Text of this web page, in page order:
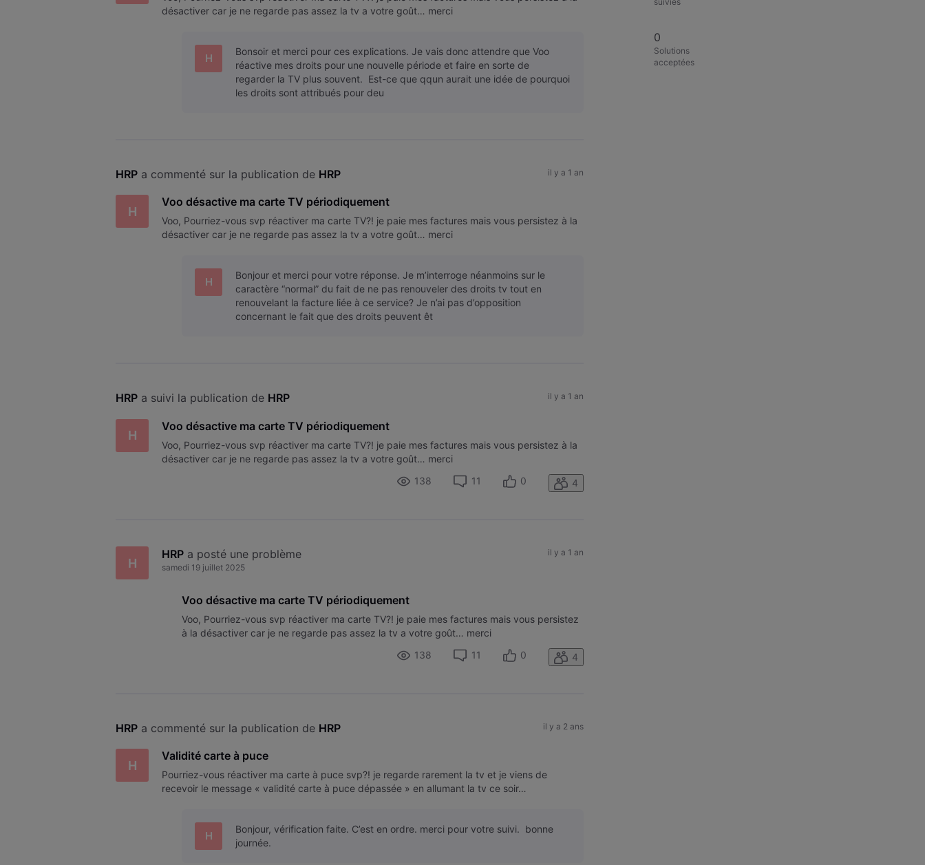
désactiver car je ne regarde pas assez la tv a votre goût… merci
H
Bonsoir et merci pour ces explications. Je vais donc attendre que Voo
réactive mes droits pour une nouvelle période et faire en sorte de
regarder la TV plus souvent. Est-ce que qqun aurait une idée de pourquoi
les droits sont attribués pour deu
HRP a commenté sur la publication de HRP il y a 1 an
H
Voo désactive ma carte TV périodiquement
Voo, Pourriez-vous svp réactiver ma carte TV?! je paie mes factures mais vous persistez à la
désactiver car je ne regarde pas assez la tv a votre goût… merci
H
Bonjour et merci pour votre réponse. Je m’interroge néanmoins sur le
caractère “normal” du fait de ne pas renouveler des droits tv tout en
renouvelant la facture liée à ce service? Je n’ai pas d’opposition
concernant le fait que des droits peuvent êt
HRP a suivi la publication de HRP il y a 1 an
H
Voo désactive ma carte TV périodiquement
Voo, Pourriez-vous svp réactiver ma carte TV?! je paie mes factures mais vous persistez à la
désactiver car je ne regarde pas assez la tv a votre goût… merci
138
11 0 4
H
HRP a posté une problème
samedi 19 juillet 2025
il y a 1 an
Voo désactive ma carte TV périodiquement
Voo, Pourriez-vous svp réactiver ma carte TV?! je paie mes factures mais vous persistez
à la désactiver car je ne regarde pas assez la tv a votre goût… merci
138
11 0 4
HRP a commenté sur la publication de HRP il y a 2 ans
H
Validité carte à puce
Pourriez-vous réactiver ma carte à puce svp?! je regarde rarement la tv et je viens de
recevoir le message « validité carte à puce dépassée » en allumant la tv ce soir…
H
Bonjour, vérification faite. C’est en ordre. merci pour votre suivi. bonne
journée.
0
Solutions
acceptées